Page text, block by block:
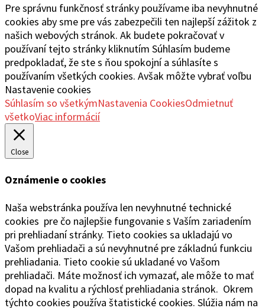
Pre správnu funkčnosť stránky používame iba nevyhnutné
cookies aby sme pre vás zabezpečili ten najlepší zážitok z
našich webových stránok. Ak budete pokračovať v
používaní tejto stránky kliknutím Súhlasím budeme
predpokladať, že ste s ňou spokojní a súhlasíte s
používaním všetkých cookies. Avšak môžte vybrať voľbu
Nastavenie cookies
Súhlasím so všetkýmNastavenia CookiesOdmietnuť
všetkoViac informácií
Close
Oznámenie o cookies
Naša webstránka používa len nevyhnutné technické
cookies pre čo najlepšie fungovanie s Vaším zariadením
pri prehliadaní stránky. Tieto cookies sa ukladajú vo
Vašom prehliadači a sú nevyhnutné pre základnú funkciu
prehliadania. Tieto cookie sú ukladané vo Vašom
prehliadači. Máte možnosť ich vymazať, ale môže to mať
dopad na kvalitu a rýchlosť prehliadania stránok. Okrem
týchto cookies používa štatistické cookies. Slúžia nám na